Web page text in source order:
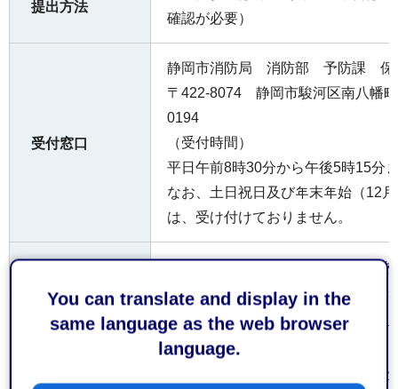
You can translate and display in the
same language as the web browser
language.
提出方法
確認が必要）
受付窓口
静岡市消防局 消防部 予防課 保
〒422-8074 静岡市駿河区南⼋幡
0194
（受付時間）
平⽇午前8時30分から午後5時15分
なお、⼟⽇祝⽇及び年末年始（12
は、受け付けておりません。
内容によって⼿数料が係る場合が
経済産業省産業保安(外部サイト
リンク）
静岡県危機管理部消防保安課(